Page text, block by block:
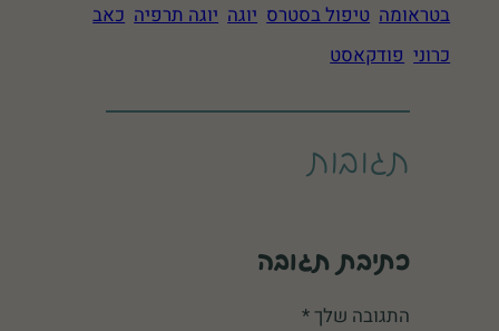
בטראומה טיפול בסטרס יוגה יוגה תרפיה כאב
כרוני פודקאסט
תגובות
כתיבת תגובה
התגובה שלך*